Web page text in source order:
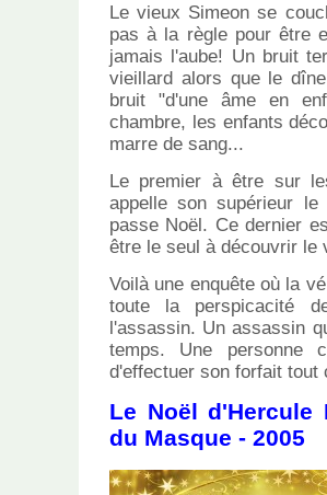
Le vieux Simeon se
pas à la règle pour être
jamais l'aube! Un bruit
vieillard alors que le
bruit "d'une âme en
chambre, les enfants
marre de sang...
Le premier à être sur
appelle son supérieur
passe Noël. Ce dernier
être le seul à découvrir le
Voilà une enquête où la
toute la perspicacité
l'assassin. Un assassin
temps. Une personne
d'effectuer son forfait tout
Le Noël d'Hercule
du Masque - 2005